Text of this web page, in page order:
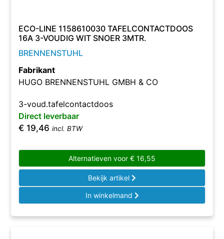
ECO-LINE 1158610030 TAFELCONTACTDOOS
16A 3-VOUDIG WIT SNOER 3MTR.
BRENNENSTUHL
Fabrikant
HUGO BRENNENSTUHL GMBH & CO
3-voud.tafelcontactdoos
Direct leverbaar
€ 19,46 incl. BTW
Alternatieven voor € 16,55
Bekijk artikel
In winkelmand